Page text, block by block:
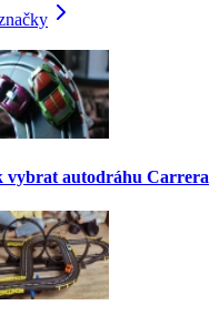
vybrat autodráhu Carrera